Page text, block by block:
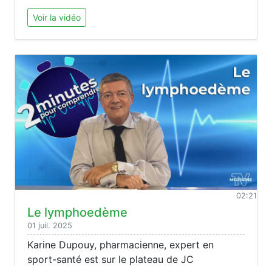
Voir la vidéo
02:21
Le lymphoedème
01 juil. 2025
Karine Dupouy, pharmacienne, expert en
sport-santé est sur le plateau de JC